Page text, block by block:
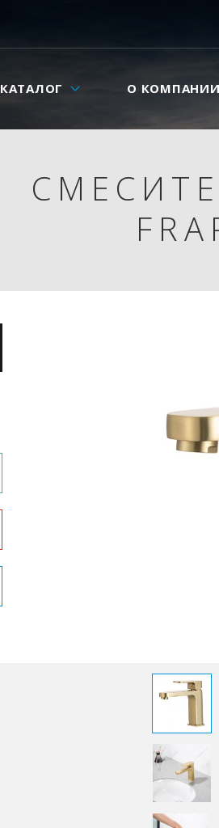
КАТАЛОГ О КОМПАНИИ